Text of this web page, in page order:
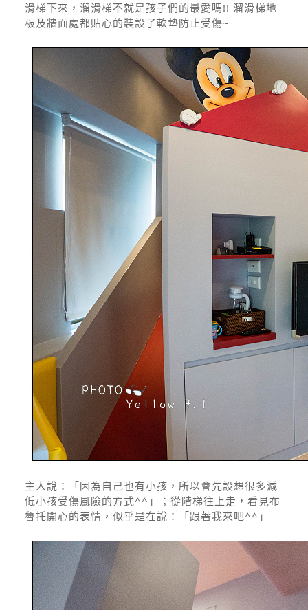
滑梯下來，溜滑梯不就是孩子們的最愛嗎!! 溜滑梯地
板及牆面處都貼心的裝設了軟墊防止受傷~
主人說：「因為自己也有小孩，所以會先設想很多減
低小孩受傷風險的方式^^」；從階梯往上走，看見布
魯托開心的表情，似乎是在說：「跟著我來吧^^」